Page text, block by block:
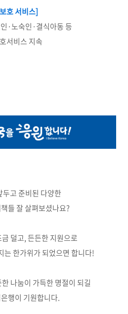
호 서비스]
·노숙인·결식아동 등
서비스 지속
두고 준비된 다양한
들 잘 살펴보셨나요?
덜고, 든든한 지원으로
는 한가위가 되었으면 합니다!
나눔이 가득한 명절이 되길
행이 기원합니다.